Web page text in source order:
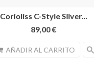
Corioliss C-Style Silver...
89,00 €
AÑADIR AL CARRITO search